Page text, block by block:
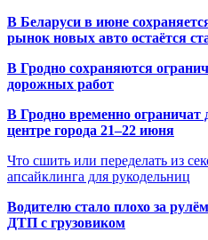
В Беларуси в июне
рынок новых авто остаётся
В Гродно сохраняются
дорожных работ
В Гродно временно ограничат
центре города 21–22 июня
Что сшить или переделать из
апсайклинга для рукодельниц
Водителю стало плохо за
ДТП с грузовиком